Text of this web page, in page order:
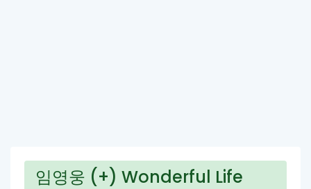
임영웅 (+) Wonderful Life